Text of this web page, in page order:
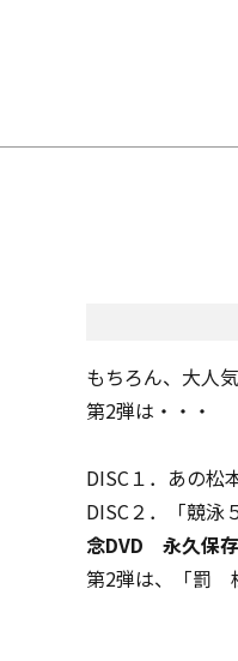
もちろん、大人
第2弾は・・・
DISC１．あの松
DISC２．「競
念DVD 永久保
第2弾は、「罰